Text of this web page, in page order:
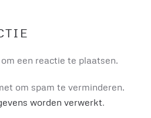
om een reactie te plaatsen.
om spam te verminderen.
worden verwerkt.